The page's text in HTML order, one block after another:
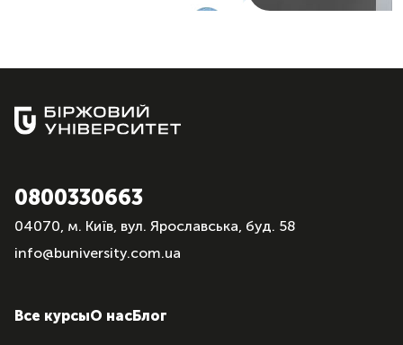
0800330663
04070, м. Київ, вул. Ярославська, буд. 58
info@buniversity.com.ua
Все курсыО насБлог